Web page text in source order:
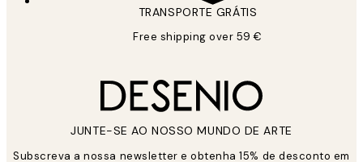
TRANSPORTE GRÁTIS
Free shipping over 59 €
JUNTE-SE AO NOSSO MUNDO DE ARTE
Subscreva a nossa newsletter e obtenha 15% de desconto em